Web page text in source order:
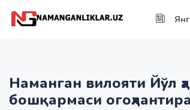
Наманган вилояти Йўл
бошқармаси